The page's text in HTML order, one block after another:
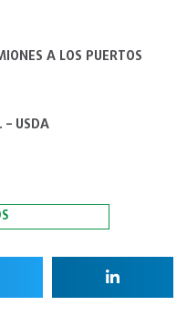
A LOS PUERTOS
– USDA